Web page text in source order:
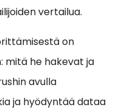
vertailua.
on
mitä he hakevat ja
avulla
ja hyödyntää dataa